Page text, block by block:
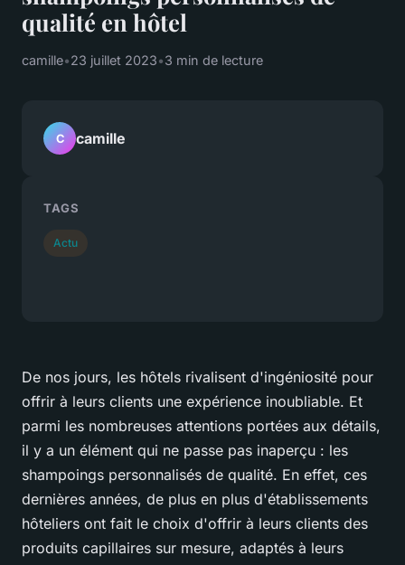
qualité en hôtel
camille•23 juillet 2023•3 min de lecture
De nos jours, les hôtels rivalisent d'ingéniosité pour
offrir à leurs clients une expérience inoubliable. Et
parmi les nombreuses attentions portées aux détails,
il y a un élément qui ne passe pas inaperçu : les
shampoings personnalisés de qualité. En effet, ces
dernières années, de plus en plus d'établissements
hôteliers ont fait le choix d'offrir à leurs clients des
produits capillaires sur mesure, adaptés à leurs
C camille
TAGS
Actu